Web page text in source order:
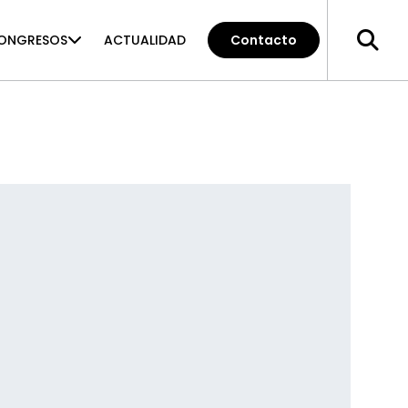
ACTUALIDAD Contacto